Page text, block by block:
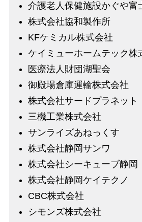
介護老人保健施設かぐや富
株式会社協和製作所
KFケミカル株式会社
ケイミューホームテック株
医療法人財団湖聖会
御殿場倉庫運輸株式会社
株式会社サードプラネット
三機工業株式会社
サンライズあねっくす
株式会社静岡サンワ
株式会社シーキューブ静岡
株式会社静岡ケイテクノ
CBC株式会社
シモンズ株式会社